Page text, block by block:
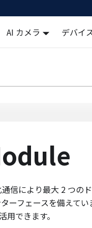
AI カメラ デバイ
信により最大 2 つの
ーフェースを備えて
用できます。